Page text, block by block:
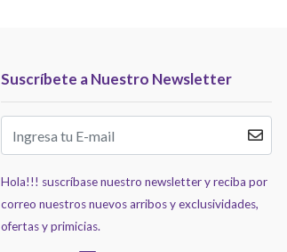
Suscríbete a Nuestro Newsletter
Hola!!! suscríbase nuestro newsletter y reciba por
correo nuestros nuevos arribos y exclusividades,
ofertas y primicias.